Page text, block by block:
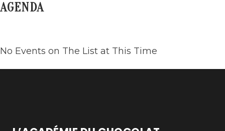
AGENDA
No Events on The List at This Time